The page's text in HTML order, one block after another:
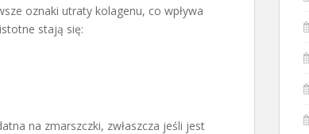
oznaki utraty kolagenu, co wpływa
stają się:
na zmarszczki, zwłaszcza jeśli jest